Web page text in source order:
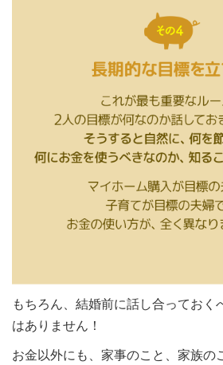
もちろん、結婚前に話し合っておく
はありません！
お金以外にも、家事のこと、家族の